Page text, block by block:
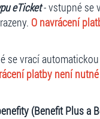
eTicket- vstupné se
O navrácení
se vrací
platby není
(Benefit Plus a